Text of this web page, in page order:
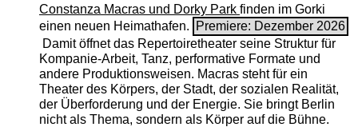
Constanza Macras und Dorky Park finden im Gorki
einen neuen Heimathafen.
Premiere: Dezember 2026
Damit öffnet das Repertoiretheater seine Struktur für
Kompanie-Arbeit, Tanz, performative Formate und
andere Produktionsweisen. Macras steht für ein
Theater des Körpers, der Stadt, der sozialen Realität,
der Überforderung und der Energie. Sie bringt Berlin
nicht als Thema, sondern als Körper auf die Bühne.